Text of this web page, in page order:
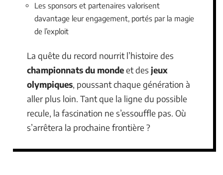
Les sponsors et partenaires valorisent
davantage leur engagement, portés par la magie
de l’exploit
La quête du record nourrit l’histoire des
championnats du mondeet des jeux
olympiques, poussant chaque génération à
aller plus loin. Tant que la ligne du possible
recule, la fascination ne s’essouffle pas. Où
s’arrêtera la prochaine frontière ?